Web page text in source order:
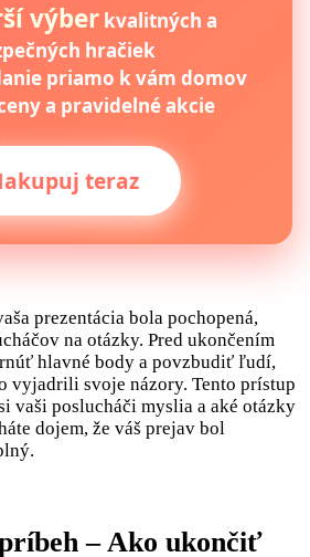
výberkvalitných a
hračiek
priamo k vám domov
a pravidelné akcie
teraz
prezentácia bola pochopená,
na otázky. Pred ukončením
hlavné body a povzbudiť ľudí,
vyjadrili svoje názory. Tento prístup
vaši poslucháči myslia a aké otázky
dojem, že váš prejav bol
– Ako ukončiť